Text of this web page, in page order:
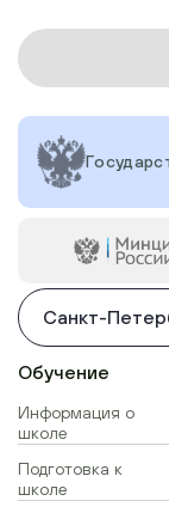
Санкт-
Обучение
Информация о
школе
Подготовка к
школе